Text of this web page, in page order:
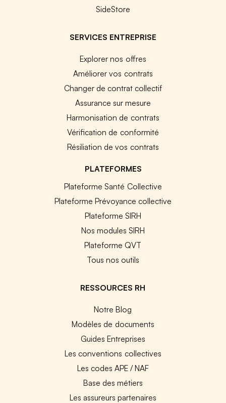
SideStore
SERVICES ENTREPRISE
Explorer nos offres
Améliorer vos contrats
Changer de contrat collectif
Assurance sur mesure
Harmonisation de contrats
Vérification de conformité
Résiliation de vos contrats
PLATEFORMES
Plateforme Santé Collective
Plateforme Prévoyance collective
Plateforme SIRH
Nos modules SIRH
Plateforme QVT
Tous nos outils
RESSOURCES RH
Notre Blog
Modèles de documents
Guides Entreprises
Les conventions collectives
Les codes APE / NAF
Base des métiers
Les assureurs partenaires